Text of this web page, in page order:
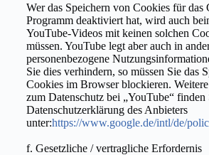
Wer das Speichern von Cookies für das
Programm deaktiviert hat, wird auch
YouTube-Videos mit keinen solchen
müssen. YouTube legt aber auch in
personenbezogene
Sie dies verhindern, so müssen Sie das
Cookies im Browser blockieren.
zum Datenschutz bei „YouTube“ finden
Datenschutzerklärung des Anbieters
unter:https://www.google.de/intl/de/
f. Gesetzliche / vertragliche Erfordernis